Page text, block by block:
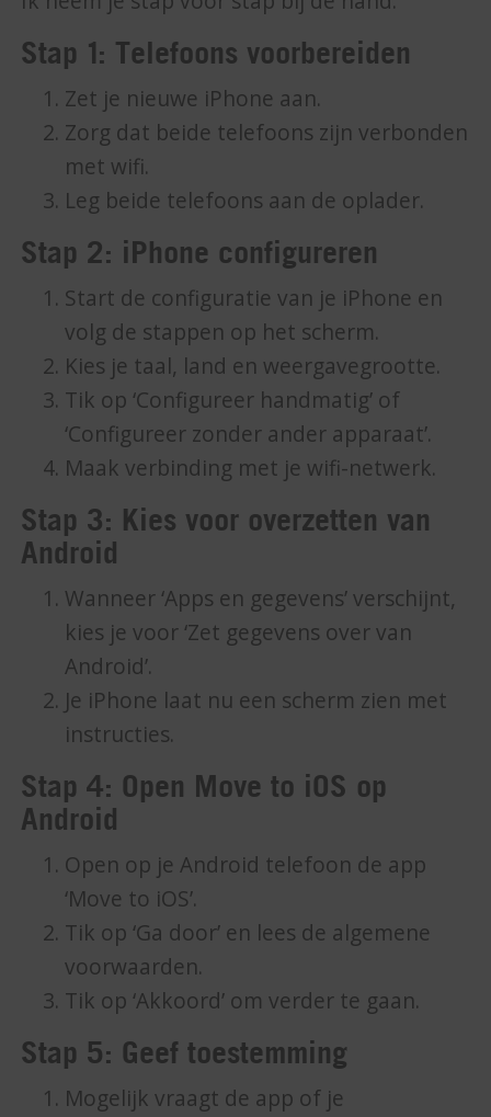
Stap 1: Telefoons voorbereiden
Zet je nieuwe iPhone aan.
Zorg dat beide telefoons zijn verbonden
met wifi.
Leg beide telefoons aan de oplader.
Stap 2: iPhone configureren
Start de configuratie van je iPhone en
volg de stappen op het scherm.
Kies je taal, land en weergavegrootte.
Tik op ‘Configureer handmatig’ of
‘Configureer zonder ander apparaat’.
Maak verbinding met je wifi-netwerk.
Stap 3: Kies voor overzetten van
Android
Wanneer ‘Apps en gegevens’ verschijnt,
kies je voor ‘Zet gegevens over van
Android’.
Je iPhone laat nu een scherm zien met
instructies.
Stap 4: Open Move to iOS op
Android
Open op je Android telefoon de app
‘Move to iOS’.
Tik op ‘Ga door’ en lees de algemene
voorwaarden.
Tik op ‘Akkoord’ om verder te gaan.
Stap 5: Geef toestemming
Mogelijk vraagt de app of je